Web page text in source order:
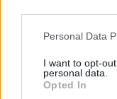
Please note that
not limited to your
grant or deny
use your data for
Personal Data
I want to opt-
personal data.
Opted In